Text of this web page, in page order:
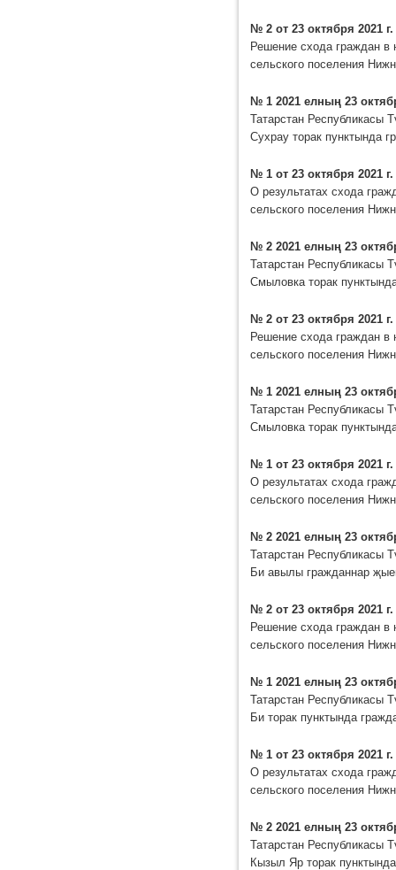
№ 2 от 23 октября 2021 г.
Решение схода граждан в
сельского поселения
№ 1 2021 елның 23
Татарстан Республикасы
Сухрау торак пунктында
№ 1 от 23 октября 2021 г.
О результатах схода
сельского поселения
№ 2 2021 елның 23
Татарстан Республикасы
Смыловка торак
№ 2 от 23 октября 2021 г.
Решение схода граждан в
сельского поселения
№ 1 2021 елның 23
Татарстан Республикасы
Смыловка торак
№ 1 от 23 октября 2021 г.
О результатах схода
сельского поселения
№ 2 2021 елның 23
Татарстан Республикасы
Би авылы гражданнар
№ 2 от 23 октября 2021 г.
Решение схода граждан в
сельского поселения
№ 1 2021 елның 23
Татарстан Республикасы
Би торак пунктында
№ 1 от 23 октября 2021 г.
О результатах схода
сельского поселения
№ 2 2021 елның 23
Татарстан Республикасы
Кызыл Яр торак